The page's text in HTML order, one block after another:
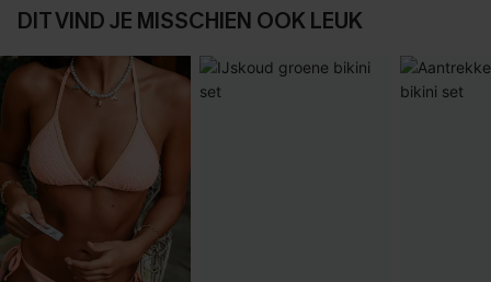
DIT VIND JE MISSCHIEN OOK LEUK